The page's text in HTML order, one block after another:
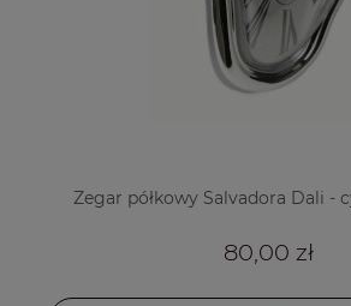
Zegar półkowy Salvadora Dali -
80,00 zł